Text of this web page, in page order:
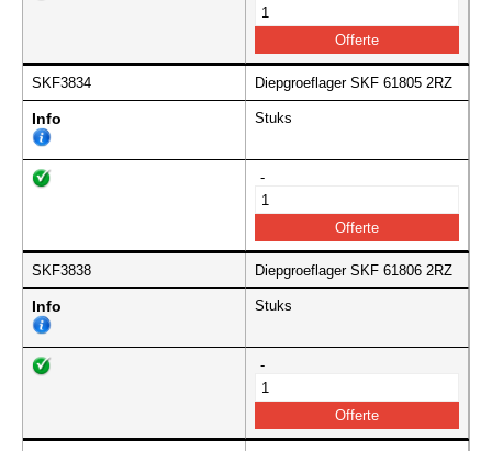
SKF3834 Diepgroeflager SKF 61805 2RZ
Info Stuks
-
SKF3838 Diepgroeflager SKF 61806 2RZ
Info Stuks
-